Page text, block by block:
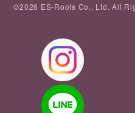
©2026 ES-Roots Co., Ltd. All